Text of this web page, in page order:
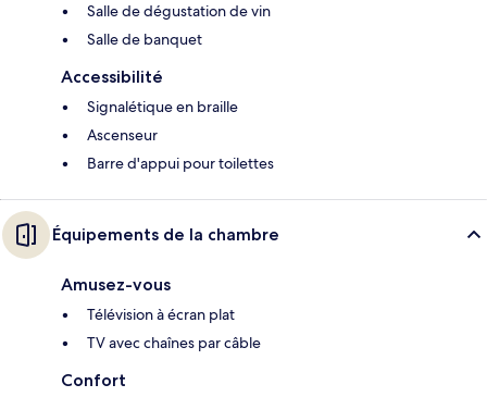
Salle de dégustation de vin
Salle de banquet
Accessibilité
Signalétique en braille
Ascenseur
Barre d'appui pour toilettes
Équipements de la chambre
Amusez-vous
Télévision à écran plat
TV avec chaînes par câble
Confort